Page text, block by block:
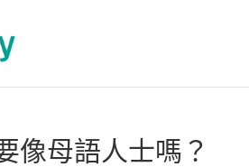
像母語人士嗎？